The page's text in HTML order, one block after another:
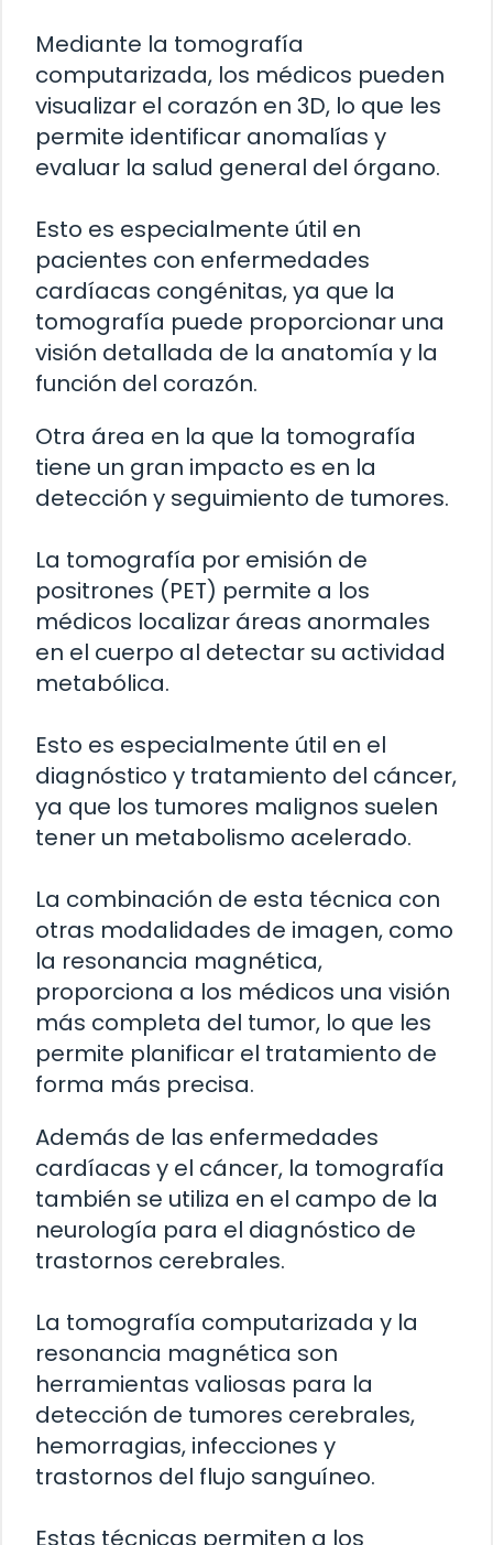
Mediante la tomografía
computarizada, los médicos pueden
visualizar el corazón en 3D, lo que les
permite identificar anomalías y
evaluar la salud general del órgano.
Esto es especialmente útil en
pacientes con enfermedades
cardíacas congénitas, ya que la
tomografía puede proporcionar una
visión detallada de la anatomía y la
función del corazón.
Otra área en la que la tomografía
tiene un gran impacto es en la
detección y seguimiento de tumores.
La tomografía por emisión de
positrones (PET) permite a los
médicos localizar áreas anormales
en el cuerpo al detectar su actividad
metabólica.
Esto es especialmente útil en el
diagnóstico y tratamiento del cáncer,
ya que los tumores malignos suelen
tener un metabolismo acelerado.
La combinación de esta técnica con
otras modalidades de imagen, como
la resonancia magnética,
proporciona a los médicos una visión
más completa del tumor, lo que les
permite planificar el tratamiento de
forma más precisa.
Además de las enfermedades
cardíacas y el cáncer, la tomografía
también se utiliza en el campo de la
neurología para el diagnóstico de
trastornos cerebrales.
La tomografía computarizada y la
resonancia magnética son
herramientas valiosas para la
detección de tumores cerebrales,
hemorragias, infecciones y
trastornos del flujo sanguíneo.
Estas técnicas permiten a los